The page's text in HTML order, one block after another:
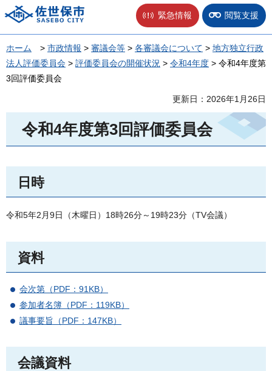
佐世保市 緊急情報 閲覧支援
ホーム > 市政情報 > 審議会等 > 各審議会について > 地方独立行政
法人評価委員会 > 評価委員会の開催状況 > 令和4年度 > 令和4年度第
3回評価委員会
更新日：2026年1月26日
令和4年度第3回評価委員会
日時
令和5年2月9日（木曜日）18時26分～19時23分（TV会議）
資料
会次第（PDF：91KB）
参加者名簿（PDF：119KB）
議事要旨（PDF：147KB）
会議資料